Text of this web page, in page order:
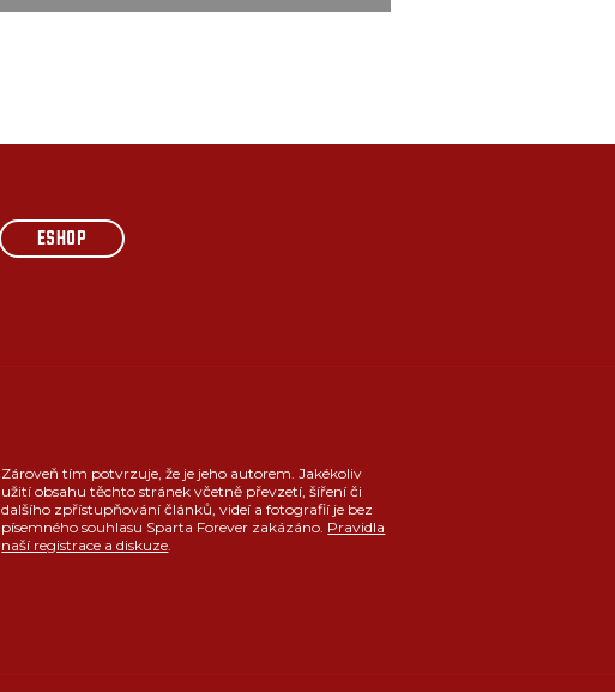
ESHOP
Zároveň tím potvrzuje, že je jeho autorem. Jakékoliv
užití obsahu těchto stránek včetně převzetí, šíření či
dalšího zpřístupňování článků, videí a fotografií je bez
písemného souhlasu Sparta Forever zakázáno. Pravidla
naší registrace a diskuze.